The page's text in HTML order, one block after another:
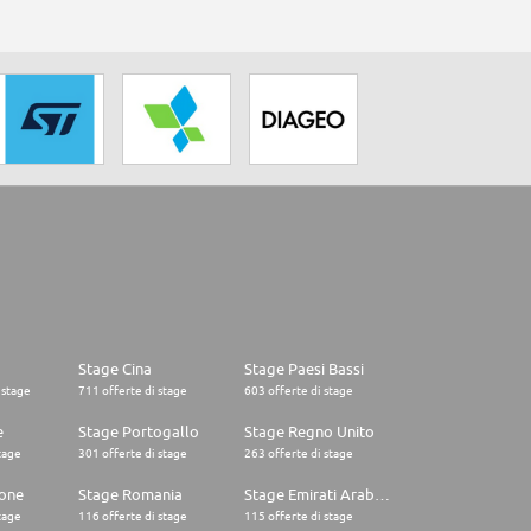
Stage Cina
711 offerte di stage
Stage Paesi Bassi
603 offerte di stage
Stage Portogallo
301 offerte di stage
Stage Regno Unito
263 offerte di stage
Stage Romania
116 offerte di stage 115 offerte di stage